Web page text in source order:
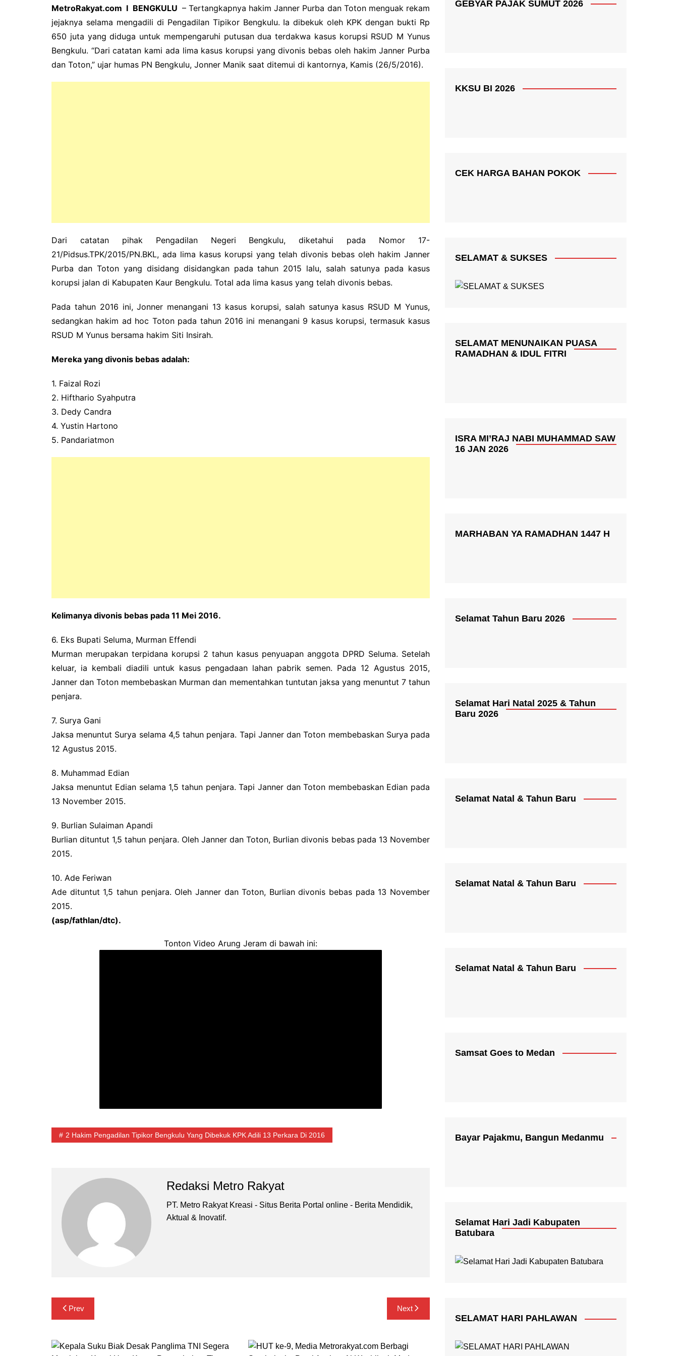
MetroRakyat.com I BENGKULU – Tertangkapnya hakim Janner Purba dan Toton menguak rekam
jejaknya selama mengadili di Pengadilan Tipikor Bengkulu. Ia dibekuk oleh KPK dengan bukti Rp
650 juta yang diduga untuk mempengaruhi putusan dua terdakwa kasus korupsi RSUD M Yunus
Bengkulu. “Dari catatan kami ada lima kasus korupsi yang divonis bebas oleh hakim Janner Purba
dan Toton,” ujar humas PN Bengkulu, Jonner Manik saat ditemui di kantornya, Kamis (26/5/2016).
Dari catatan pihak Pengadilan Negeri Bengkulu, diketahui pada Nomor 17-
21/Pidsus.TPK/2015/PN.BKL, ada lima kasus korupsi yang telah divonis bebas oleh hakim Janner
Purba dan Toton yang disidang disidangkan pada tahun 2015 lalu, salah satunya pada kasus
korupsi jalan di Kabupaten Kaur Bengkulu. Total ada lima kasus yang telah divonis bebas.
Pada tahun 2016 ini, Jonner menangani 13 kasus korupsi, salah satunya kasus RSUD M Yunus,
sedangkan hakim ad hoc Toton pada tahun 2016 ini menangani 9 kasus korupsi, termasuk kasus
RSUD M Yunus bersama hakim Siti Insirah.
Mereka yang divonis bebas adalah:
1. Faizal Rozi
2. Hifthario Syahputra
3. Dedy Candra
4. Yustin Hartono
5. Pandariatmon
Kelimanya divonis bebas pada 11 Mei 2016.
6. Eks Bupati Seluma, Murman Effendi
Murman merupakan terpidana korupsi 2 tahun kasus penyuapan anggota DPRD Seluma. Setelah
keluar, ia kembali diadili untuk kasus pengadaan lahan pabrik semen. Pada 12 Agustus 2015,
Janner dan Toton membebaskan Murman dan mementahkan tuntutan jaksa yang menuntut 7 tahun
penjara.
7. Surya Gani
Jaksa menuntut Surya selama 4,5 tahun penjara. Tapi Janner dan Toton membebaskan Surya pada
12 Agustus 2015.
8. Muhammad Edian
Jaksa menuntut Edian selama 1,5 tahun penjara. Tapi Janner dan Toton membebaskan Edian pada
13 November 2015.
9. Burlian Sulaiman Apandi
Burlian dituntut 1,5 tahun penjara. Oleh Janner dan Toton, Burlian divonis bebas pada 13 November
2015.
10. Ade Feriwan
Ade dituntut 1,5 tahun penjara. Oleh Janner dan Toton, Burlian divonis bebas pada 13 November
2015.
(asp/fathlan/dtc).
Tonton Video Arung Jeram di bawah ini:
2 Hakim Pengadilan Tipikor Bengkulu Yang Dibekuk KPK Adili 13 Perkara Di 2016
Redaksi Metro Rakyat
PT. Metro Rakyat Kreasi - Situs Berita Portal online - Berita Mendidik,
Aktual & Inovatif.
Navigasi
pos
Prev Next
GEBYAR PAJAK SUMUT 2026
KKSU BI 2026
CEK HARGA BAHAN POKOK
SELAMAT & SUKSES
SELAMAT MENUNAIKAN PUASA
RAMADHAN & IDUL FITRI
ISRA MI’RAJ NABI MUHAMMAD SAW
16 JAN 2026
MARHABAN YA RAMADHAN 1447 H
Selamat Tahun Baru 2026
Selamat Hari Natal 2025 & Tahun
Baru 2026
Selamat Natal & Tahun Baru
Selamat Natal & Tahun Baru
Selamat Natal & Tahun Baru
Samsat Goes to Medan
Bayar Pajakmu, Bangun Medanmu
Selamat Hari Jadi Kabupaten
Batubara
SELAMAT HARI PAHLAWAN